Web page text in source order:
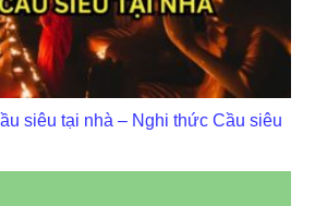
siêu tại nhà – Nghi thức Cầu siêu